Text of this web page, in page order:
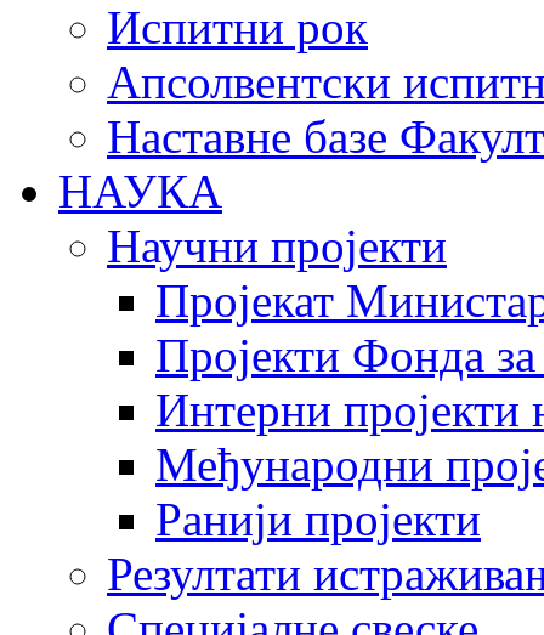
Испитни рок
Апсолвентски
Наставне базе
НАУКА
Научни пројекти
Пројекат
Пројекти Фонда
Интерни пројекти
Међународни
Ранији пројекти
Резултати